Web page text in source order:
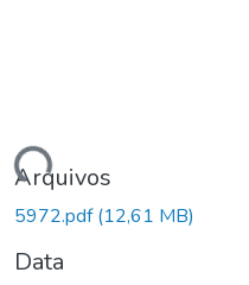
Arquivos
5972.pdf(12,61 MB)
Data